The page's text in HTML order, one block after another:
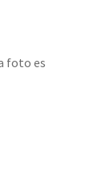
foto es